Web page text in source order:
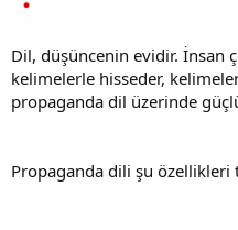
Dil, düşüncenin evidir. İnsan
kelimelerle hisseder,
propaganda dil üzerinde
Propaganda dili şu özellikleri